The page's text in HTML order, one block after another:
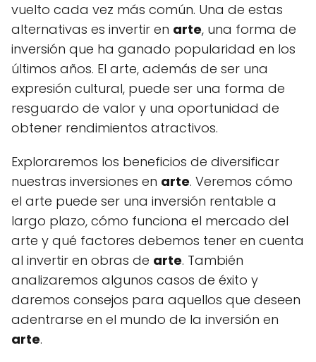
vuelto cada vez más común. Una de estas
alternativas es invertir en arte, una forma de
inversión que ha ganado popularidad en los
últimos años. El arte, además de ser una
expresión cultural, puede ser una forma de
resguardo de valor y una oportunidad de
obtener rendimientos atractivos.
Exploraremos los beneficios de diversificar
nuestras inversiones en arte. Veremos cómo
el arte puede ser una inversión rentable a
largo plazo, cómo funciona el mercado del
arte y qué factores debemos tener en cuenta
al invertir en obras de arte. También
analizaremos algunos casos de éxito y
daremos consejos para aquellos que deseen
adentrarse en el mundo de la inversión en
arte.